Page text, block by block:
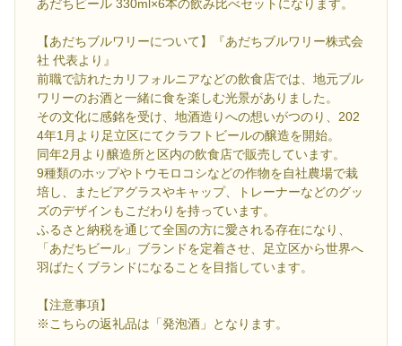
あだちビール 330ml×6本の飲み比べセットになります。
【あだちブルワリーについて】『あだちブルワリー株式会
社 代表より』
前職で訪れたカリフォルニアなどの飲食店では、地元ブル
ワリーのお酒と一緒に食を楽しむ光景がありました。
その文化に感銘を受け、地酒造りへの想いがつのり、202
4年1月より足立区にてクラフトビールの醸造を開始。
同年2月より醸造所と区内の飲食店で販売しています。
9種類のホップやトウモロコシなどの作物を自社農場で栽
培し、またビアグラスやキャップ、トレーナーなどのグッ
ズのデザインもこだわりを持っています。
ふるさと納税を通じて全国の方に愛される存在になり、
「あだちビール」ブランドを定着させ、足立区から世界へ
羽ばたくブランドになることを目指しています。
【注意事項】
※こちらの返礼品は「発泡酒」となります。